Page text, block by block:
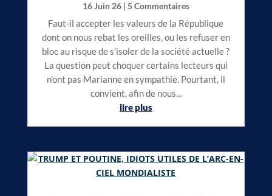
16 Juin 26| 5 Commentaires
Faut-il accepter les valeurs de la République
dont on nous rebat les oreilles, ou les refuser en
bloc au risque de s’isoler de la société actuelle ?
La question peut choquer certains lecteurs qui
n’ont pas Marianne en sympathie. Pourtant, il
convient, afin de nous...
lire plus